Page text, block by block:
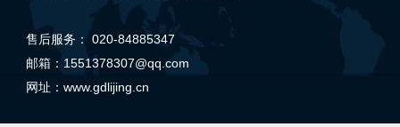
售后服务： 020-84885347
邮箱：1551378307@qq.com
网址： www.gdlijing.cn